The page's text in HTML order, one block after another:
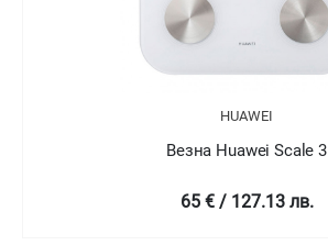
HUAWEI
Везна Huawei Scale 3
65 € / 127.13 лв.